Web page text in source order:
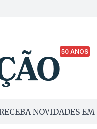
50 ANOS
NOVIDADES